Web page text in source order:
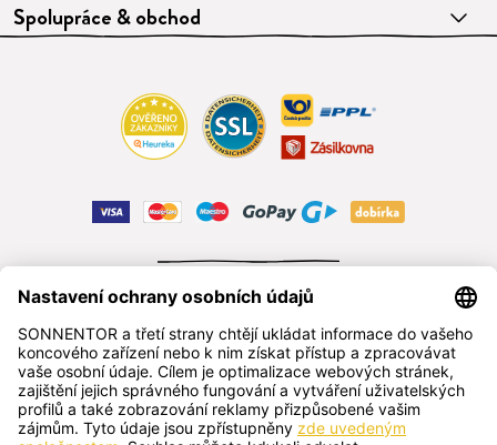
Spolupráce & obchod
čeština
SONNENTOR s.r.o.
Příhon 943, 696 15 Čejkovice, Česká republika